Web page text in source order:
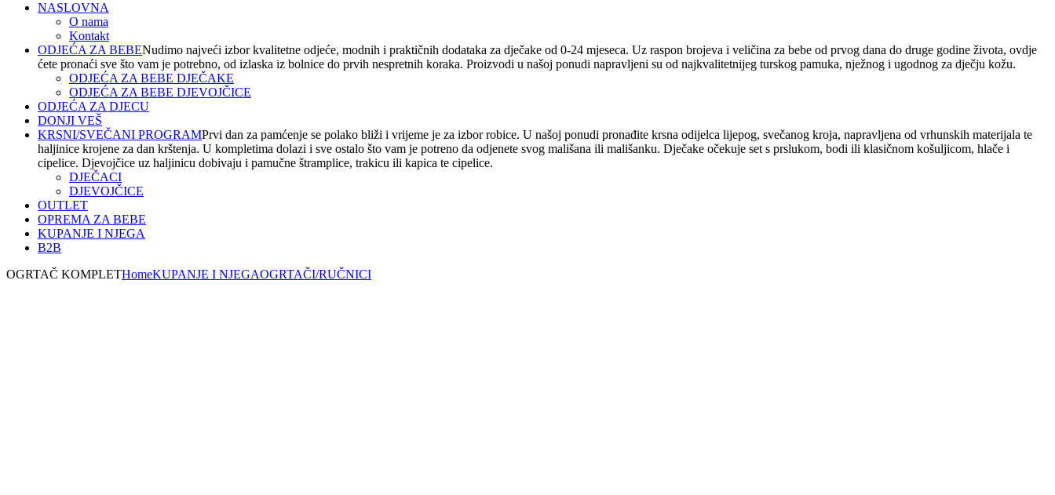
NASLOVNA
O nama
Kontakt
ODJEĆA ZA BEBENudimo najveći izbor kvalitetne odjeće, modnih i praktičnih dodataka za dječake od 0-24 mjeseca. Uz raspon brojeva i veličina za bebe od prvog dana do druge godine života, ovdje
ćete pronaći sve što vam je potrebno, od izlaska iz bolnice do prvih nespretnih koraka. Proizvodi u našoj ponudi napravljeni su od najkvalitetnijeg turskog pamuka, nježnog i ugodnog za dječju kožu.
ODJEĆA ZA BEBE DJEČAKE
ODJEĆA ZA BEBE DJEVOJČICE
ODJEĆA ZA DJECU
DONJI VEŠ
KRSNI/SVEČANI PROGRAMPrvi dan za pamćenje se polako bliži i vrijeme je za izbor robice. U našoj ponudi pronađite krsna odijelca lijepog, svečanog kroja, napravljena od vrhunskih materijala te
haljinice krojene za dan krštenja. U kompletima dolazi i sve ostalo što vam je potreno da odjenete svog mališana ili mališanku. Dječake očekuje set s prslukom, bodi ili klasičnom košuljicom, hlače i
cipelice. Djevojčice uz haljinicu dobivaju i pamučne štramplice, trakicu ili kapica te cipelice.
DJEČACI
DJEVOJČICE
OUTLET
OPREMA ZA BEBE
KUPANJE I NJEGA
B2B
OGRTAČ KOMPLETHomeKUPANJE I NJEGAOGRTAČI/RUČNICI